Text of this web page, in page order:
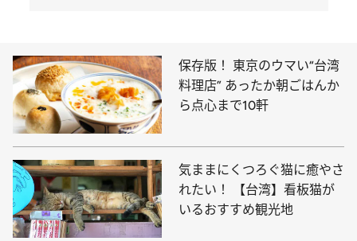
保存版！ 東京のウマい“台湾
料理店” あったか朝ごはんか
ら点心まで10軒
気ままにくつろぐ猫に癒やさ
れたい！ 【台湾】看板猫が
いるおすすめ観光地